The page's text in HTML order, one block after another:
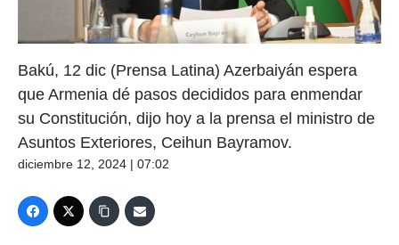
Bakú, 12 dic (Prensa Latina) Azerbaiyán espera
que Armenia dé pasos decididos para enmendar
su Constitución, dijo hoy a la prensa el ministro de
Asuntos Exteriores, Ceihun Bayramov.
diciembre 12, 2024 | 07:02